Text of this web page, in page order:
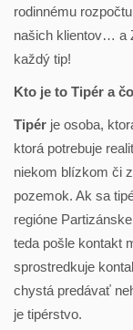
rodinnému
našich klientov… a
každý tip!
Kto je to Tipér a
Tipér je osoba,
ktorá potrebuje
niekom blízkom či
pozemok. Ak sa
regióne
teda pošle kontakt
sprostredkuje
chystá predávať
je tipérstvo.